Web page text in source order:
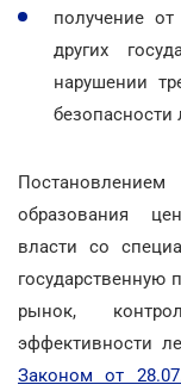
получение
других
нарушении
безопасности
образования
власти со
государственную
рынок,
эффективности
Законом от